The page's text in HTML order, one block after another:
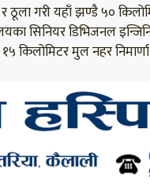
गरी यहाँ झण्डै ५०
सिनियर डिभिजनल
किलोमिटर मुल नहर